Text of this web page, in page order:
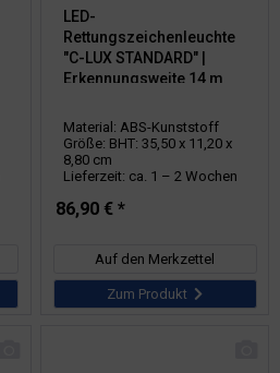
LED-
Rettungszeichenleuchte
"C-LUX STANDARD" |
Erkennungsweite 14 m
Material: ABS-Kunststoff
Größe: BHT: 35,50 x 11,20 x
8,80 cm
Lieferzeit: ca. 1 – 2 Wochen
86,90 € *
Auf den Merkzettel
Zum Produkt